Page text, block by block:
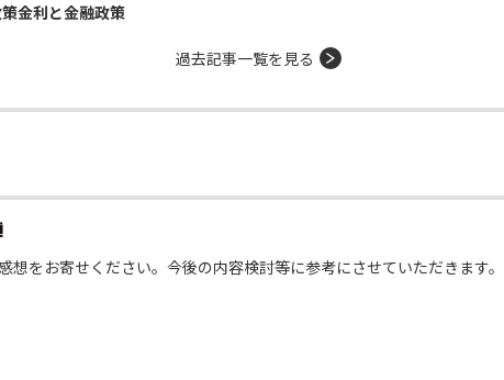
金利と金融政策
過去記事一覧を見る
想をお寄せください。今後の内容検討等に参考にさせていただきます。